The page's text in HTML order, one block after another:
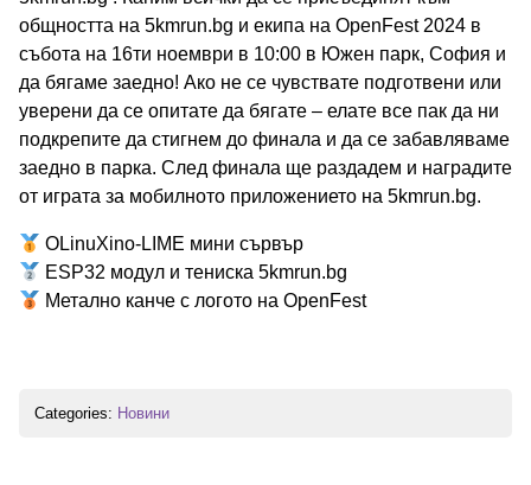
общността на 5kmrun.bg и екипа на OpenFest 2024 в
събота на 16ти ноември в 10:00 в Южен парк, София и
да бягаме заедно! Ако не се чувствате подготвени или
уверени да се опитате да бягате – елате все пак да ни
подкрепите да стигнем до финала и да се забавляваме
заедно в парка. След финала ще раздадем и наградите
от игратa за мобилното приложението на 5kmrun.bg.
OLinuXino-LIME мини сървър
ESP32 модул и тениска 5kmrun.bg
Метално канче с логото на OpenFest
Categories: Новини